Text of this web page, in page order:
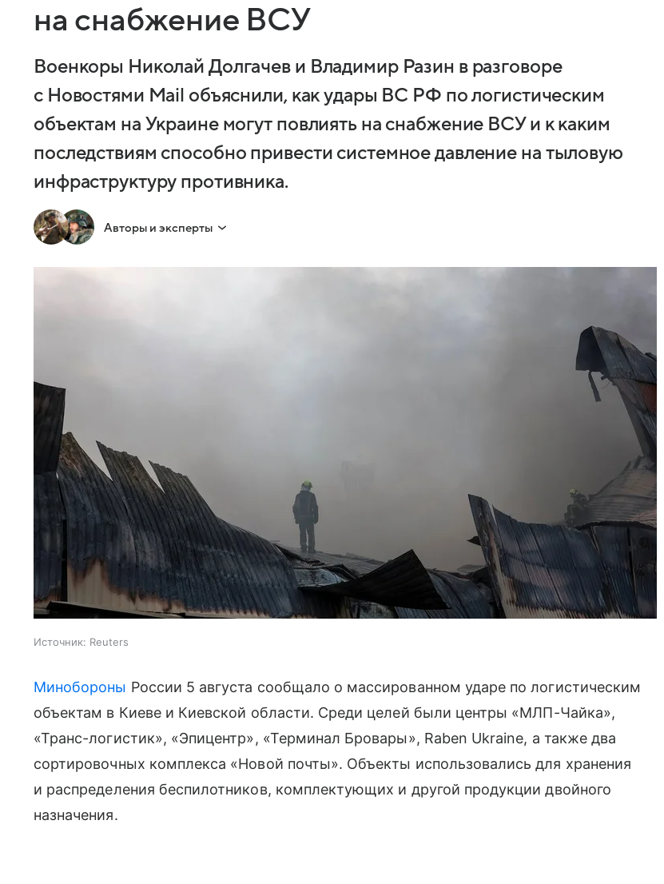
на снабжение ВСУ
Военкоры Николай Долгачев и Владимир Разин в разговоре
с Новостями Mail объяснили, как удары ВС РФ по логистическим
объектам на Украине могут повлиять на снабжение ВСУ и к каким
последствиям способно привести системное давление на тыловую
инфраструктуру противника.
Авторы и эксперты
Источник: Reuters
Минобороны России 5 августа сообщало о массированном ударе по логистическим
объектам в Киеве и Киевской области. Среди целей были центры «МЛП-Чайка»,
«Транс-логистик», «Эпицентр», «Терминал Бровары», Raben Ukraine, а также два
сортировочных комплекса «Новой почты». Объекты использовались для хранения
и распределения беспилотников, комплектующих и другой продукции двойного
назначения.